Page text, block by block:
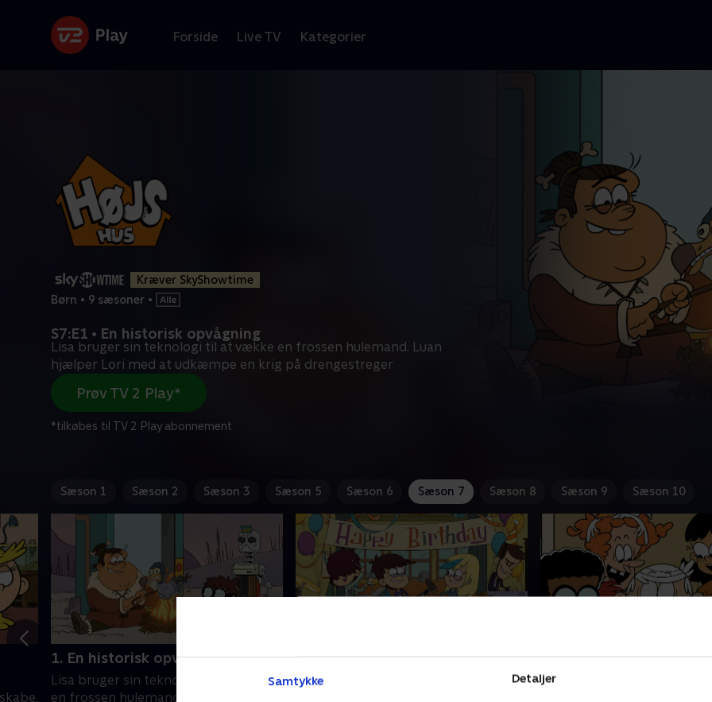
Samtykke Detaljer
Forside Live TV Kategorier
Kræver SkyShowtime
Børn • 9 sæsoner •
S7:E1 • En historisk opvågning
Lisa bruger sin teknologi til at vække en frossen hulemand. Luan
hjælper Lori med at udkæmpe en krig på drengestreger
Prøv TV 2 Play*
*tilkøbes til TV 2 Play abonnement
Sæson 1 Sæson 2 Sæson 3 Sæson 5 Sæson 6 Sæson 7 Sæson 8 Sæson 9 Sæson 10
1. En historisk opvågning
Lisa bruger sin teknologi til at vække
en frossen hulemand. Luan hjælper
2. Barnemad
Lunas band spiller børnemusik. Lori
Lola kæmper med sin trang